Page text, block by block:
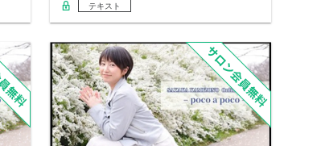
テキスト